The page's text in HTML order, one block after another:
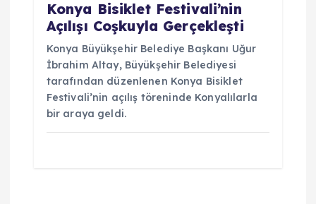
Konya Bisiklet Festivali’nin
Açılışı Coşkuyla Gerçekleşti
Konya Büyükşehir Belediye Başkanı Uğur
İbrahim Altay, Büyükşehir Belediyesi
tarafından düzenlenen Konya Bisiklet
Festivali’nin açılış töreninde Konyalılarla
bir araya geldi.